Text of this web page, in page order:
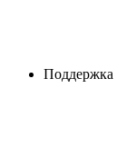
Поддержка